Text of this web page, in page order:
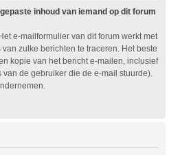
inhoud van iemand op dit forum
e-mailformulier van dit forum werkt met
zulke berichten te traceren. Het beste
kopie van het bericht e-mailen, inclusief
de gebruiker die de e-mail stuurde).